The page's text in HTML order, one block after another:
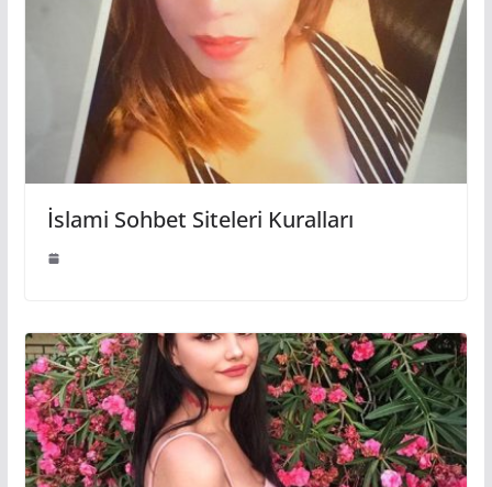
İslami Sohbet Siteleri Kuralları